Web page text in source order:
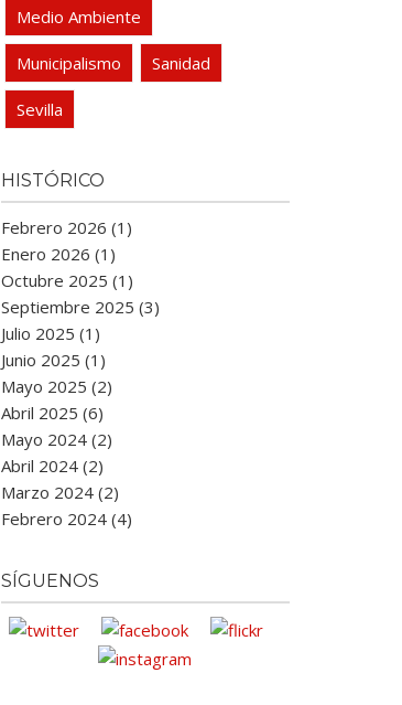
Medio Ambiente
Municipalismo Sanidad
Sevilla
HISTÓRICO
Febrero 2026 (1)
Enero 2026 (1)
Octubre 2025 (1)
Septiembre 2025 (3)
Julio 2025 (1)
Junio 2025 (1)
Mayo 2025 (2)
Abril 2025 (6)
Mayo 2024 (2)
Abril 2024 (2)
Marzo 2024 (2)
Febrero 2024 (4)
SÍGUENOS